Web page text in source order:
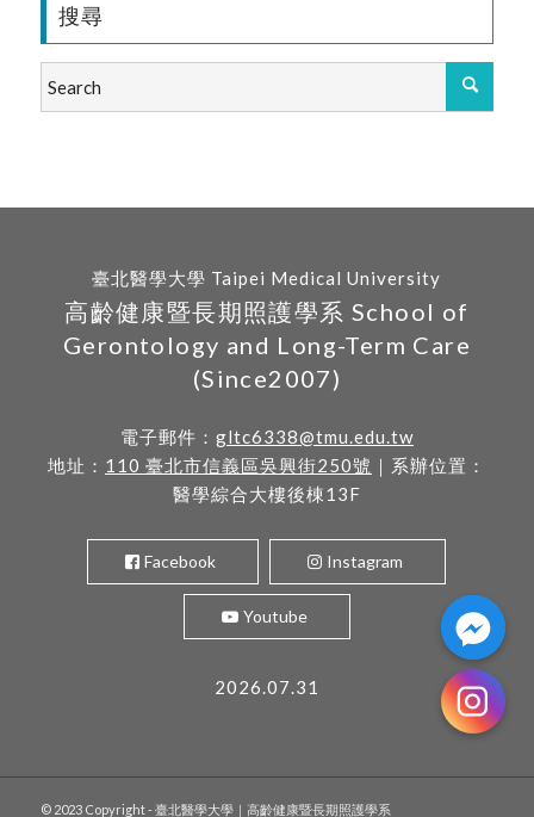
搜尋
臺北醫學大學 Taipei Medical University
高齡健康暨長期照護學系 School of
Gerontology and Long-Term Care
(Since2007)
電子郵件： gltc6338@tmu.edu.tw
地址： 110 臺北市信義區吳興街250號 ｜系辦位置：
醫學綜合大樓後棟13F
Facebook Instagram
Youtube
2026.07.31
© 2023 Copyright - 臺北醫學大學｜高齡健康暨長期照護學系